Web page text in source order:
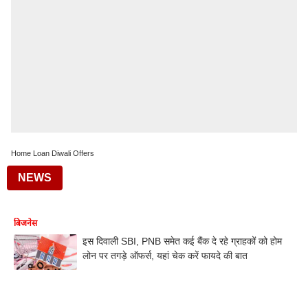
Home Loan Diwali Offers
NEWS
बिजनेस
इस दिवाली SBI, PNB समेत कई बैंक दे रहे ग्राहकों को होम
लोन पर तगड़े ऑफर्स, यहां चेक करें फायदे की बात